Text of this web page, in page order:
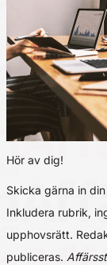
Hör av dig!
Skicka gärna in
Inkludera rubrik,
upphovsrätt.
publiceras.